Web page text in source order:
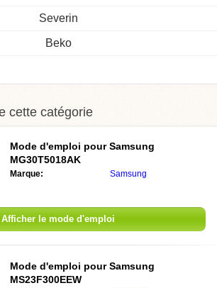
Severin
Beko
cette catégorie
Mode d'emploi pourSamsung
MG30T5018AK
Marque: Samsung
Afficher le mode d'emploi
Mode d'emploi pourSamsung
MS23F300EEW